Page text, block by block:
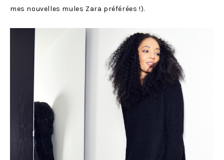
mes nouvelles mules Zara préférées !).